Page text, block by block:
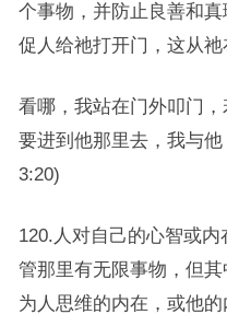
个事物，并防止良善和
促人给祂打开门，这从祂
看哪，我站在门外叩门
要进到他那里去，我与
3:20)
120.人对自己的心智或
管那里有无限事物，但
为人思维的内在，或他